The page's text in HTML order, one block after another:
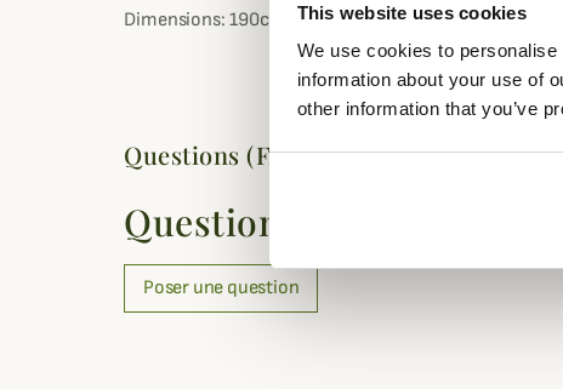
This website uses cookies
We use cookies to
information about your use of
other information that you’ve
Dimensions: 190cm x 66cm
Questions (FAQs)
Questions (FAQs)
Poser une question